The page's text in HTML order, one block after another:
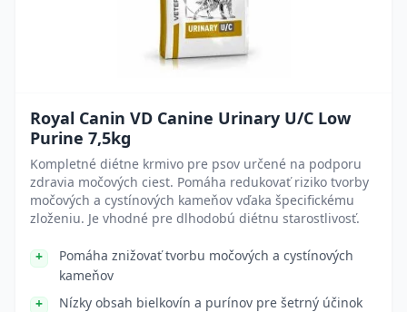
Royal Canin VD Canine Urinary U/C Low
Purine 7,5kg
Kompletné diétne krmivo pre psov určené na podporu
zdravia močových ciest. Pomáha redukovať riziko tvorby
močových a cystínových kameňov vďaka špecifickému
zloženiu. Je vhodné pre dlhodobú diétnu starostlivosť.
Pomáha znižovať tvorbu močových a cystínových
kameňov
Nízky obsah bielkovín a purínov pre šetrný účinok